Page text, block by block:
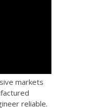
markets
reliable.